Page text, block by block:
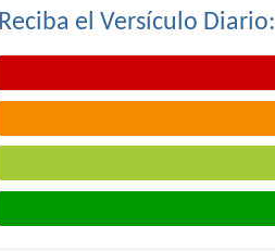
Reciba el Versículo Diario: